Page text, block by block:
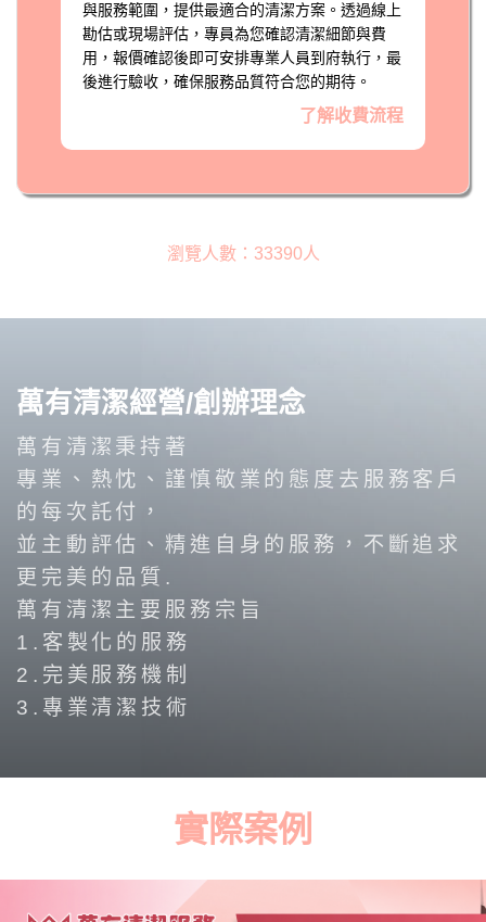
與服務範圍，提供最適合的清潔方案。透過線上
勘估或現場評估，專員為您確認清潔細節與費
用，報價確認後即可安排專業人員到府執行，最
後進行驗收，確保服務品質符合您的期待。
了解收費流程
瀏覽人數：33390人
萬有清潔經營/創辦理念
萬有清潔秉持著
專業、熱忱、謹慎敬業的態度去服務客戶
的每次託付，
並主動評估、精進自身的服務，不斷追求
更完美的品質.
萬有清潔主要服務宗旨
1.客製化的服務
2.完美服務機制
3.專業清潔技術
實際案例